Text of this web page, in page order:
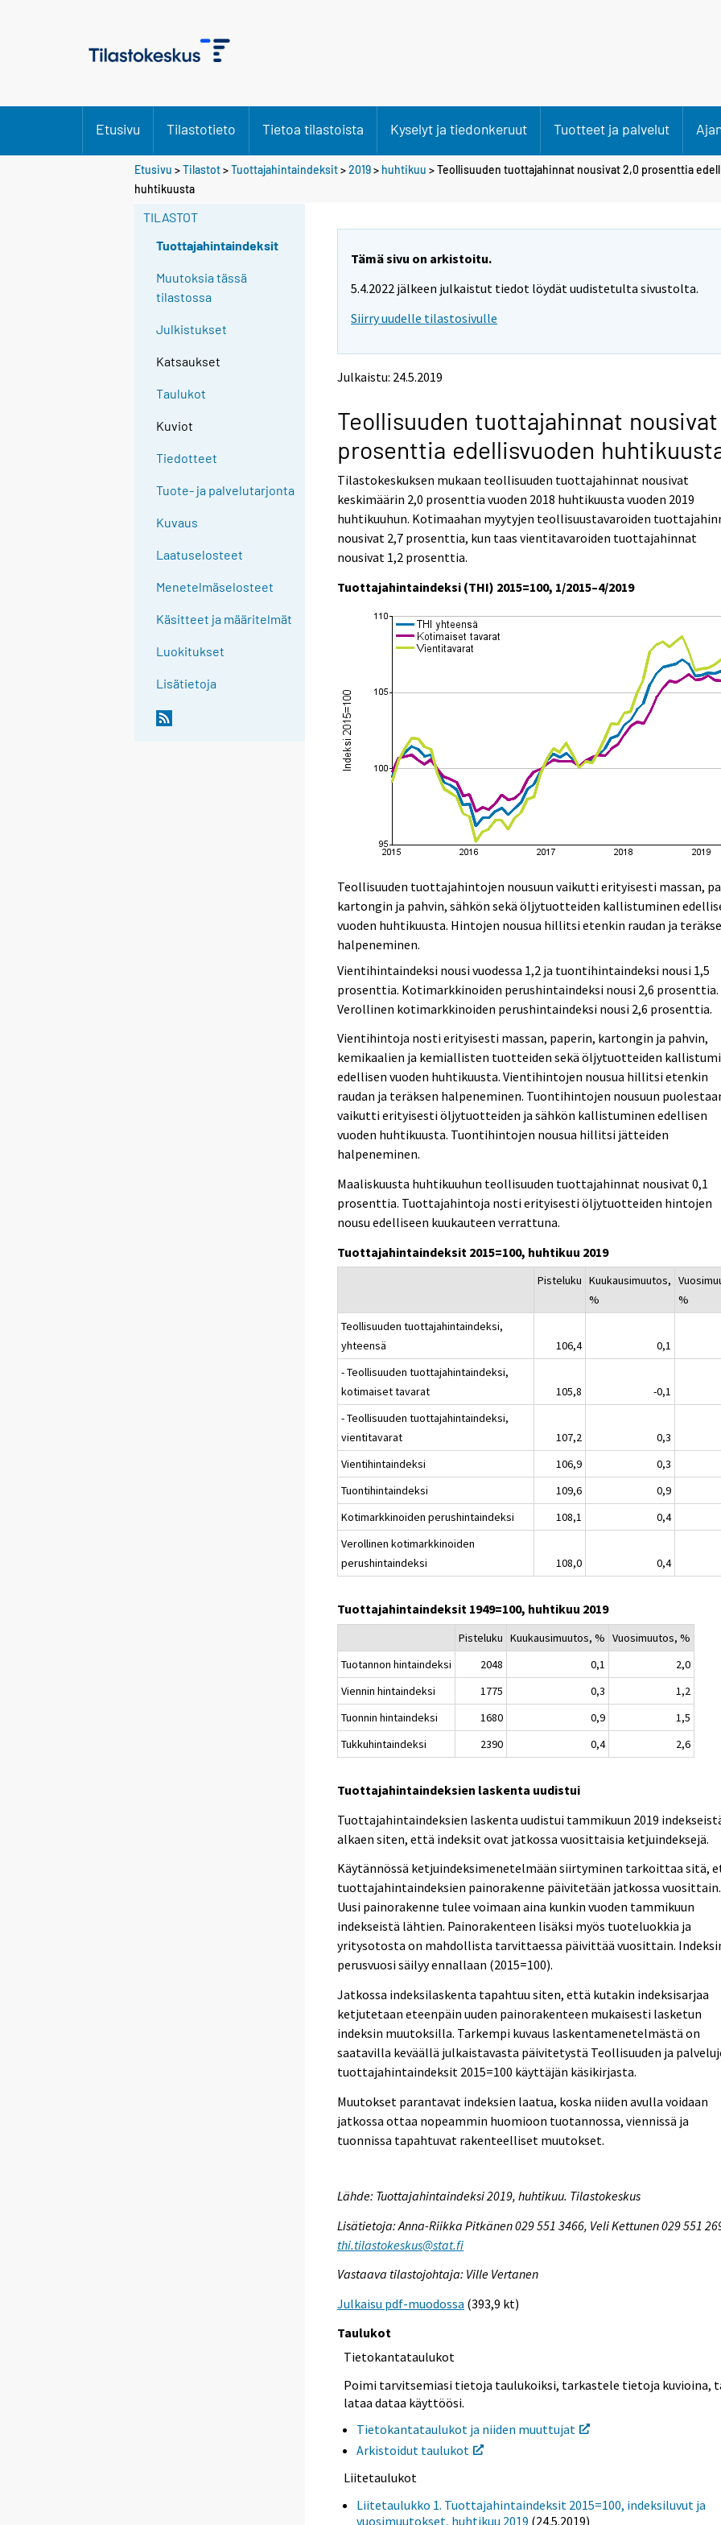
Etusivu Tilastotieto Tietoa tilastoista Kyselyt ja tiedonkeruut Tuotteet ja palvelut
Etusivu >Tilastot>Tuottajahintaindeksit>2019> huhtikuu > Teollisuuden tuottajahinnat nousivat 2,0 prosenttia
huhtikuusta
TILASTOT
Tuottajahintaindeksit
Muutoksia tässä
tilastossa
Julkistukset
Katsaukset
Taulukot
Kuviot
Tiedotteet
Tuote- ja palvelutarjonta
Kuvaus
Laatuselosteet
Menetelmäselosteet
Käsitteet ja määritelmät
Luokitukset
Lisätietoja
Tämä sivu on arkistoitu.
5.4.2022 jälkeen julkaistut tiedot löydät uudistetulta sivustolta.
Siirry uudelle tilastosivulle
Julkaistu: 24.5.2019
Teollisuuden tuottajahinnat
prosenttia edellisvuoden
Tilastokeskuksen mukaan teollisuuden tuottajahinnat nousivat
keskimäärin 2,0 prosenttia vuoden 2018 huhtikuusta vuoden 2019
huhtikuuhun. Kotimaahan myytyjen teollisuustavaroiden
nousivat 2,7 prosenttia, kun taas vientitavaroiden tuottajahinnat
nousivat 1,2 prosenttia.
Tuottajahintaindeksi (THI) 2015=100, 1/2015–4/2019
Teollisuuden tuottajahintojen nousuun vaikutti erityisesti massan,
kartongin ja pahvin, sähkön sekä öljytuotteiden kallistuminen
vuoden huhtikuusta. Hintojen nousua hillitsi etenkin raudan ja
halpeneminen.
Vientihintaindeksi nousi vuodessa 1,2 ja tuontihintaindeksi nousi 1,5
prosenttia. Kotimarkkinoiden perushintaindeksi nousi 2,6 prosenttia.
Verollinen kotimarkkinoiden perushintaindeksi nousi 2,6 prosenttia.
Vientihintoja nosti erityisesti massan, paperin, kartongin ja pahvin,
kemikaalien ja kemiallisten tuotteiden sekä öljytuotteiden
edellisen vuoden huhtikuusta. Vientihintojen nousua hillitsi etenkin
raudan ja teräksen halpeneminen. Tuontihintojen nousuun
vaikutti erityisesti öljytuotteiden ja sähkön kallistuminen edellisen
vuoden huhtikuusta. Tuontihintojen nousua hillitsi jätteiden
halpeneminen.
Maaliskuusta huhtikuuhun teollisuuden tuottajahinnat nousivat 0,1
prosenttia. Tuottajahintoja nosti erityisesti öljytuotteiden hintojen
nousu edelliseen kuukauteen verrattuna.
Tuottajahintaindeksit 2015=100, huhtikuu 2019
Pisteluku Kuukausimuutos,
%
%
Teollisuuden tuottajahintaindeksi,
yhteensä
106,4 0,1
- Teollisuuden tuottajahintaindeksi,
kotimaiset tavarat
105,8 -0,1
- Teollisuuden tuottajahintaindeksi,
vientitavarat
107,2 0,3
Vientihintaindeksi
106,9 0,3
Tuontihintaindeksi
109,6 0,9
Kotimarkkinoiden perushintaindeksi
108,1 0,4
Verollinen kotimarkkinoiden
perushintaindeksi
108,0 0,4
Tuottajahintaindeksit 1949=100, huhtikuu 2019
Pisteluku Kuukausimuutos, % Vuosimuutos, %
Tuotannon hintaindeksi
2048 0,1
2,0
Viennin hintaindeksi
1775 0,3
1,2
Tuonnin hintaindeksi
1680 0,9
1,5
Tukkuhintaindeksi
2390 0,4 2,6
Tuottajahintaindeksien laskenta uudistui
Tuottajahintaindeksien laskenta uudistui tammikuun 2019
alkaen siten, että indeksit ovat jatkossa vuosittaisia ketjuindeksejä.
Käytännössä ketjuindeksimenetelmään siirtyminen tarkoittaa sitä,
tuottajahintaindeksien painorakenne päivitetään jatkossa vuosittain.
Uusi painorakenne tulee voimaan aina kunkin vuoden tammikuun
indekseistä lähtien. Painorakenteen lisäksi myös tuoteluokkia ja
yritysotosta on mahdollista tarvittaessa päivittää vuosittain.
perusvuosi säilyy ennallaan (2015=100).
Jatkossa indeksilaskenta tapahtuu siten, että kutakin indeksisarjaa
ketjutetaan eteenpäin uuden painorakenteen mukaisesti lasketun
indeksin muutoksilla. Tarkempi kuvaus laskentamenetelmästä on
saatavilla keväällä julkaistavasta päivitetystä Teollisuuden ja
tuottajahintaindeksit 2015=100 käyttäjän käsikirjasta.
Muutokset parantavat indeksien laatua, koska niiden avulla voidaan
jatkossa ottaa nopeammin huomioon tuotannossa, viennissä ja
tuonnissa tapahtuvat rakenteelliset muutokset.
Lähde: Tuottajahintaindeksi 2019, huhtikuu. Tilastokeskus
Lisätietoja: Anna-Riikka Pitkänen 029 551 3466, Veli Kettunen 029 551
thi.tilastokeskus@stat.fi
Vastaava tilastojohtaja: Ville Vertanen
Julkaisu pdf-muodossa (393,9 kt)
Taulukot
Tietokantataulukot
Poimi tarvitsemiasi tietoja taulukoiksi, tarkastele tietoja kuvioina,
lataa dataa käyttöösi.
Tietokantataulukot ja niiden muuttujat
Y
Arkistoidut taulukot
Y
Liitetaulukot
Liitetaulukko 1. Tuottajahintaindeksit 2015=100, indeksiluvut ja
vuosimuutokset, huhtikuu 2019 (24.5.2019)